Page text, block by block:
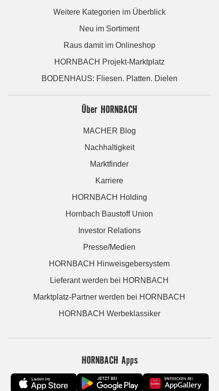
Weitere Kategorien im Überblick
Neu im Sortiment
Raus damit im Onlineshop
HORNBACH Projekt-Marktplatz
BODENHAUS: Fliesen. Platten. Dielen
Über HORNBACH
MACHER Blog
Nachhaltigkeit
Marktfinder
Karriere
HORNBACH Holding
Hornbach Baustoff Union
Investor Relations
Presse/Medien
HORNBACH Hinweisgebersystem
Lieferant werden bei HORNBACH
Marktplatz-Partner werden bei HORNBACH
HORNBACH Werbeklassiker
HORNBACH Apps